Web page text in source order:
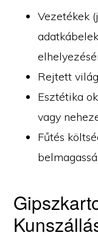
Vezetékek
Rejtett
Esztétika
vagy
Fűtés